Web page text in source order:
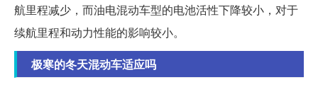
航里程减少，而油电混动车型的电池活性下降较小，对于
续航里程和动力性能的影响较小。
极寒的冬天混动车适应吗